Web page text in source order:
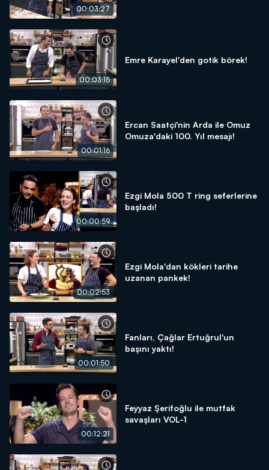
00:03:27
00:03:15
Emre Karayel'den gotik börek!
00:01:16
Ercan Saatçi'nin Arda ile Omuz
Omuza'daki 100. Yıl mesajı!
00:00:59
Ezgi Mola 500 T ring seferlerine
başladı!
00:02:53
Ezgi Mola'dan kökleri tarihe
uzanan pankek!
00:01:50
Fanları, Çağlar Ertuğrul'un
başını yaktı!
00:12:21
Feyyaz Şerifoğlu ile mutfak
savaşları VOL-1